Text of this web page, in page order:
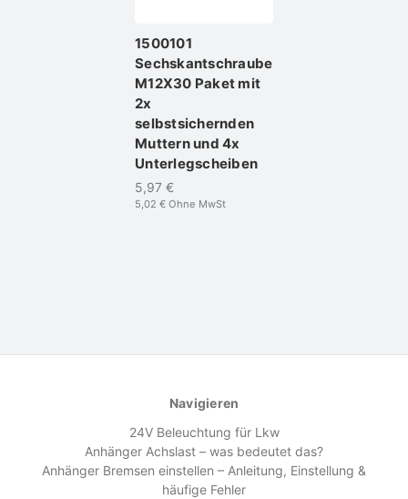
1500101
Sechskantschraube
M12X30 Paket mit
2x
selbstsichernden
Muttern und 4x
Unterlegscheiben
5,97 €
5,02 € Ohne MwSt
Navigieren
24V Beleuchtung für Lkw
Anhänger Achslast – was bedeutet das?
Anhänger Bremsen einstellen – Anleitung, Einstellung &
häufige Fehler